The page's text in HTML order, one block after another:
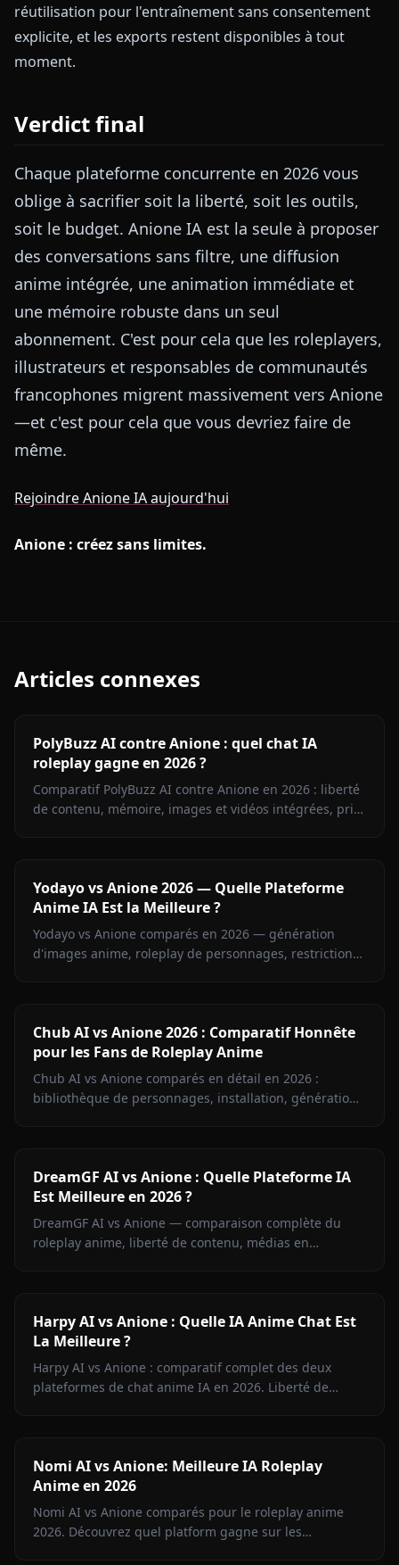
réutilisation pour l'entraînement sans consentement
explicite, et les exports restent disponibles à tout
moment.
Verdict final
Chaque plateforme concurrente en 2026 vous
oblige à sacrifier soit la liberté, soit les outils,
soit le budget. Anione IA est la seule à proposer
des conversations sans filtre, une diffusion
anime intégrée, une animation immédiate et
une mémoire robuste dans un seul
abonnement. C'est pour cela que les roleplayers,
illustrateurs et responsables de communautés
francophones migrent massivement vers Anione
—et c'est pour cela que vous devriez faire de
même.
Rejoindre Anione IA aujourd'hui
Anione : créez sans limites.
Articles connexes
PolyBuzz AI contre Anione : quel chat IA
roleplay gagne en 2026 ?
Comparatif PolyBuzz AI contre Anione en 2026 : liberté
de contenu, mémoire, images et vidéos intégrées, prix.
Yodayo vs Anione 2026 — Quelle Plateforme
Anime IA Est la Meilleure ?
Yodayo vs Anione comparés en 2026 — génération
d'images anime, roleplay de personnages, restrictions
Chub AI vs Anione 2026 : Comparatif Honnête
pour les Fans de Roleplay Anime
Chub AI vs Anione comparés en détail en 2026 :
bibliothèque de personnages, installation, génération
DreamGF AI vs Anione : Quelle Plateforme IA
Est Meilleure en 2026 ?
DreamGF AI vs Anione — comparaison complète du
roleplay anime, liberté de contenu, médias en
Harpy AI vs Anione : Quelle IA Anime Chat Est
La Meilleure ?
Harpy AI vs Anione : comparatif complet des deux
plateformes de chat anime IA en 2026. Liberté de
Nomi AI vs Anione: Meilleure IA Roleplay
Anime en 2026
Nomi AI vs Anione comparés pour le roleplay anime
2026. Découvrez quel platform gagne sur les